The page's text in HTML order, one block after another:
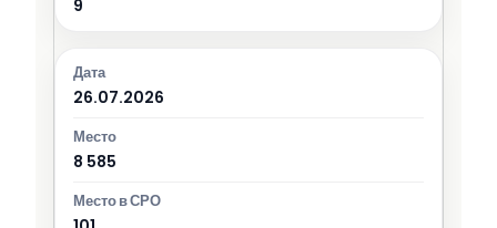
9
26.07.2026
8 585